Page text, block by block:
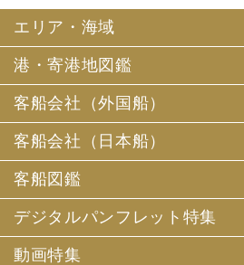
エリア・海域
港・寄港地図鑑
客船会社（外国船）
客船会社（日本船）
客船図鑑
デジタルパンフレット特集
動画特集